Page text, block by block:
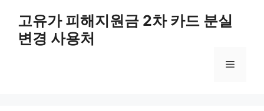
고유가 피해지원금 2차 카드 분실
변경 사용처
메